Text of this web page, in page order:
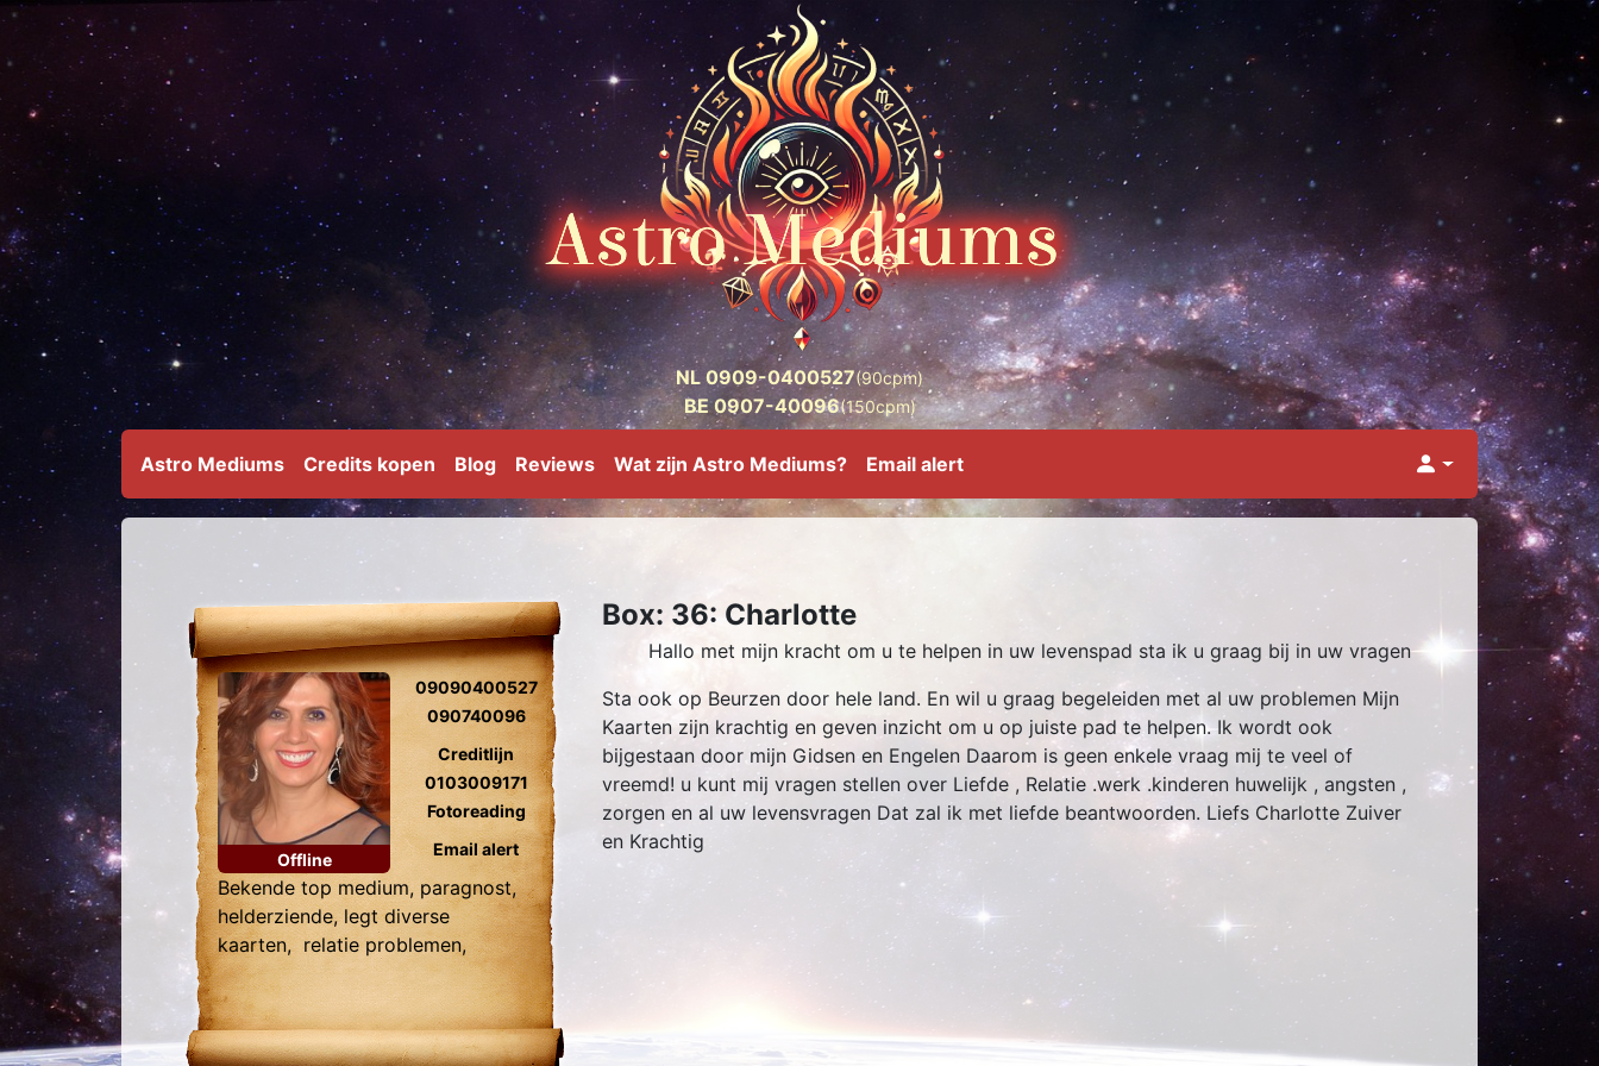
NL 0909-0400527(90cpm)
BE 0907-40096(150cpm)
Astro Mediums Credits kopen Blog Reviews Wat zijn Astro Mediums? Email alert
Offline
09090400527
090740096
Creditlijn
0103009171
Fotoreading
Email alert
Bekende top medium, paragnost,
helderziende, legt diverse
kaarten, relatie problemen,
zielsliefde, tweelingzielen,
fotoreading, levensvragen .
Box: 36: Charlotte
Hallo met mijn kracht om u te helpen in uw levenspad sta ik u graag bij in uw vragen
Sta ook op Beurzen door hele land. En wil u graag begeleiden met al uw problemen Mijn
Kaarten zijn krachtig en geven inzicht om u op juiste pad te helpen. Ik wordt ook
bijgestaan door mijn Gidsen en Engelen Daarom is geen enkele vraag mij te veel of
vreemd! u kunt mij vragen stellen over Liefde , Relatie .werk .kinderen huwelijk , angsten ,
zorgen en al uw levensvragen Dat zal ik met liefde beantwoorden. Liefs Charlotte Zuiver
en Krachtig